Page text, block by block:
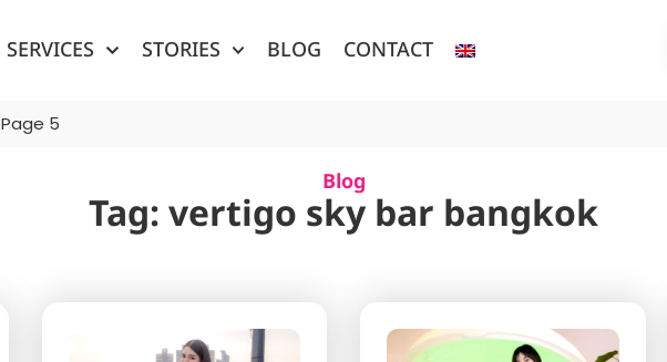
SERVICES STORIES BLOG CONTACT
Page 5
Blog
Tag: vertigo sky bar bangkok